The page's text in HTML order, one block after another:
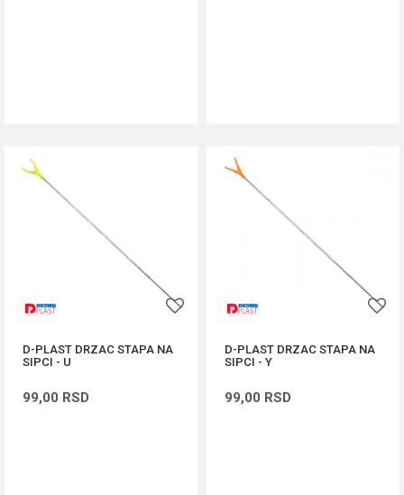
D-PLAST DRZAC STAPA NA
SIPCI - U
99,00 RSD
D-PLAST DRZAC STAPA NA
SIPCI - Y
99,00 RSD